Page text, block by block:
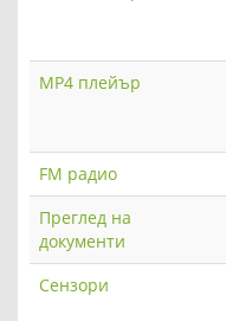
MP4 плейър
FM радио
Преглед на
документи
Сензори